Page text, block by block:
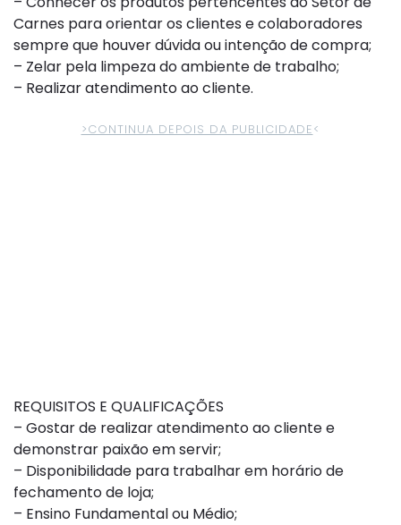
Carnes para orientar os clientes e colaboradores
sempre que houver dúvida ou intenção de compra;
– Zelar pela limpeza do ambiente de trabalho;
– Realizar atendimento ao cliente.
>CONTINUA DEPOIS DA PUBLICIDADE<
REQUISITOS E QUALIFICAÇÕES
– Gostar de realizar atendimento ao cliente e
demonstrar paixão em servir;
– Disponibilidade para trabalhar em horário de
fechamento de loja;
– Ensino Fundamental ou Médio;